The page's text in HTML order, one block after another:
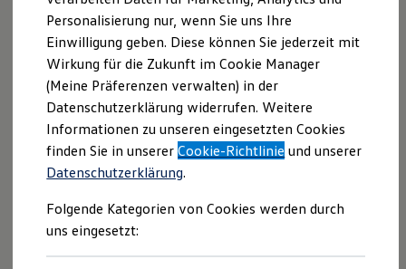
Kompaktwagen
Sportwagen
Schnell verfügbare Fahrzeuge
Angebote und Produkte
Aktuelle Angebote
E-Auto-Förderung
Volkswagen Marktplatz
Die ENERGY Sondermodelle
Junge Gebrauchtwagen und Gebrauchtwagen
Volkswagen Zertifizierte Gebrauchtwagen
Elektromobilität bei Gebrauchtwagen
Saisonangebote
Reifenpakete
Leasing
Leasing-Angebote
Co. KG | Impressum
& Rechtliches
Hier finden Sie Informationen über uns
(Eskildsen GmbH & Co. KG) als
verantwortlichen Anbieter von Inhalten
und Angeboten, die auf dieser Website
speziell aufgeführt sind.
Personalisierung nur, wenn Sie uns Ihre
Einwilligung geben. Diese können Sie jederzeit mit
Wirkung für die Zukunft im Cookie Manager
(Meine Präferenzen verwalten) in der
Datenschutzerklärung widerrufen. Weitere
Informationen zu unseren eingesetzten Cookies
finden Sie in unsererCookie-Richtlinie und unserer
Datenschutzerklärung.
Folgende Kategorien von Cookies werden durch
uns eingesetzt: